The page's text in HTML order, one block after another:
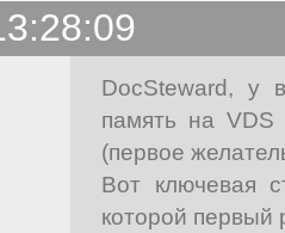
DocSteward, у
память на VDS
(первое
Вот ключевая
которой первый